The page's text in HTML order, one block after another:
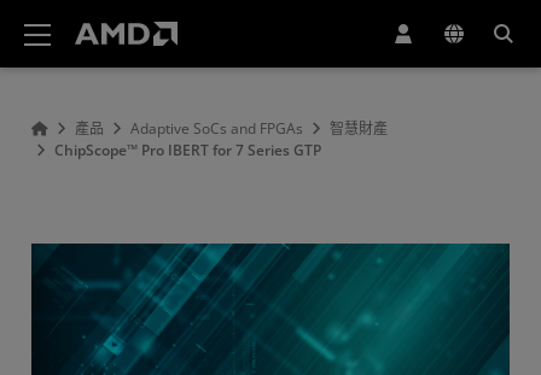
產品 Adaptive SoCs and FPGAs
智慧財產
ChipScope™ Pro IBERT for 7 Series GTP